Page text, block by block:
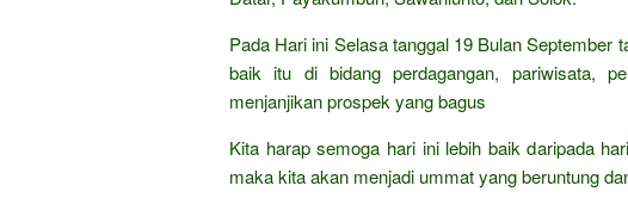
Pada Hari ini Selasa tanggal 19 Bulan September
baik itu di bidang perdagangan, pariwisata,
menjanjikan prospek yang bagus
Kita harap semoga hari ini lebih baik daripada
maka kita akan menjadi ummat yang beruntung